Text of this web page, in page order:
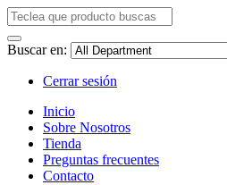
Buscar en:
Cerrar sesión
Inicio
Sobre Nosotros
Tienda
Preguntas frecuentes
Contacto